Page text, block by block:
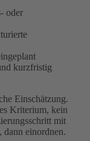
oder
kurzfristig
Einschätzung.
Kriterium, kein
mit
dann einordnen.